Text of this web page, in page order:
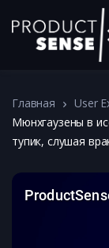
Главная User
Мюнхгаузены в
тупик, слушая